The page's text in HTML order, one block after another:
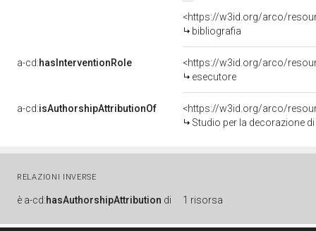
<https://w3id.org/arco/
bibliografia
a-cd:hasInterventionRole
<https://w3id.org/arco/
esecutore
a-cd:isAuthorshipAttributionOf
<https://w3id.org/arco/
Studio per la decorazione di un soffitto,
RELAZIONI INVERSE
è a-cd:hasAuthorshipAttribution di 1 risorsa